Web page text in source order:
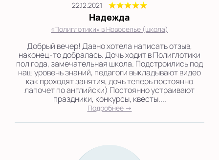
22.12.2021
Надежда
«Полиглотики» в Новоселье (школа)
Добрый вечер! Давно хотела написать отзыв,
наконец-то добралась. Дочь ходит в Полиглотики
пол года, замечательная школа. Подстроились под
наш уровень знаний, педагоги выкладывают видео
как проходят занятия, дочь теперь постоянно
лапочет по английски) Постоянно устраивают
праздники, конкурсы, квесты....
Подробнее →